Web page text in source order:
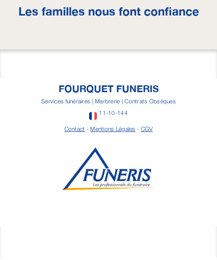
Les familles nous font confiance
FOURQUET FUNERIS
Services funéraires | Marbrerie | Contrats Obsèques
11-10-144
Contact -Mentions Légales - CGV